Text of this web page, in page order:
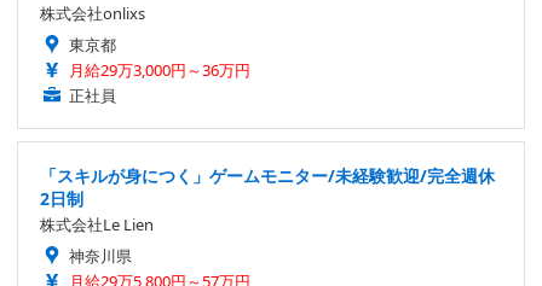
株式会社onlixs
東京都
月給29万3,000円～36万円
正社員
「スキルが身につく」ゲームモニター/未経験歓迎/完全週休
2日制
株式会社Le Lien
神奈川県
月給29万5,800円～57万円